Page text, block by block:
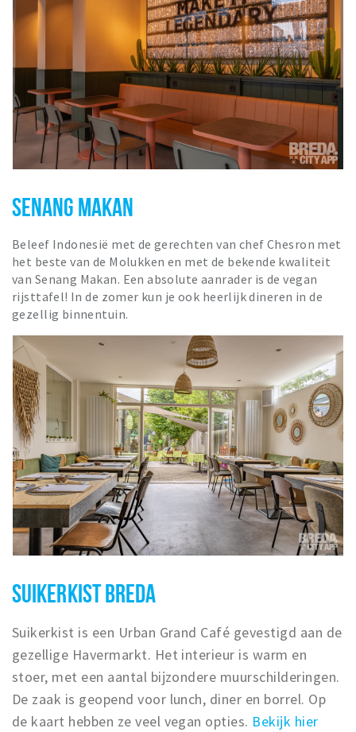
SENANG MAKAN
Beleef Indonesië met de gerechten van chef Chesron met
het beste van de Molukken en met de bekende kwaliteit
van Senang Makan. Een absolute aanrader is de vegan
rijsttafel! In de zomer kun je ook heerlijk dineren in de
gezellig binnentuin.
SUIKERKIST BREDA
Suikerkist is een Urban Grand Café gevestigd aan de
gezellige Havermarkt. Het interieur is warm en
stoer, met een aantal bijzondere muurschilderingen.
De zaak is geopend voor lunch, diner en borrel. Op
de kaart hebben ze veel vegan opties. Bekijk hier